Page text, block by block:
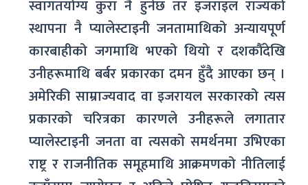
स्वागतयोग्य कुरा नै हुनेछ तर इजराइल राज्यको
स्थापना नै प्यालेस्टाइनी जनतामाथिको अन्यायपूर्ण
कारबाहीको जगमाथि भएको थियो र दशकौँदेखि
उनीहरूमाथि बर्बर प्रकारका दमन हुँदै आएका छन् ।
अमेरिकी साम्राज्यवाद वा इजरायल सरकारको त्यस
प्रकारको चरित्रका कारणले उनीहरूले लगातार
प्यालेस्टाइनी जनता वा त्यसको समर्थनमा उभिएका
राष्ट्र र राजनीतिक समूहमाथि आक्रमणको नीतिलाई